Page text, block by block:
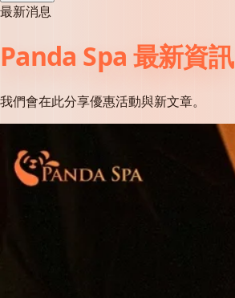
最新消息
Panda Spa 最新資訊
我們會在此分享優惠活動與新文章。